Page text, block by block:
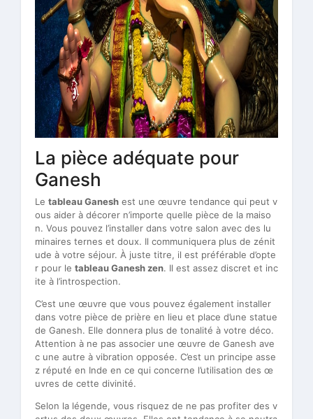
La pièce adéquate pour
Ganesh
Le tableau Ganesh est une œuvre tendance qui peut v
ous aider à décorer n’importe quelle pièce de la maiso
n. Vous pouvez l’installer dans votre salon avec des lu
minaires ternes et doux. Il communiquera plus de zénit
ude à votre séjour. À juste titre, il est préférable d’opte
r pour le tableau Ganesh zen. Il est assez discret et inc
ite à l’introspection.
C’est une œuvre que vous pouvez également installer
dans votre pièce de prière en lieu et place d’une statue
de Ganesh. Elle donnera plus de tonalité à votre déco.
Attention à ne pas associer une œuvre de Ganesh ave
c une autre à vibration opposée. C’est un principe asse
z réputé en Inde en ce qui concerne l’utilisation des œ
uvres de cette divinité.
Selon la légende, vous risquez de ne pas profiter des v